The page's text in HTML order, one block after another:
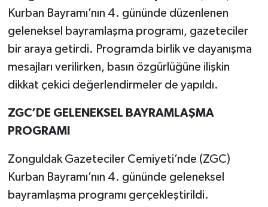
Kurban Bayramı’nın 4. gününde düzenlenen
geleneksel bayramlaşma programı, gazeteciler
bir araya getirdi. Programda birlik ve dayanışma
mesajları verilirken, basın özgürlüğüne ilişkin
dikkat çekici değerlendirmeler de yapıldı.
ZGC’DE GELENEKSEL BAYRAMLAŞMA
PROGRAMI
Zonguldak Gazeteciler Cemiyeti’nde (ZGC)
Kurban Bayramı’nın 4. gününde geleneksel
bayramlaşma programı gerçekleştirildi.
Gökçebey
GÜNDEM
İş ilanı
Kültür - Sanat
MAGAZİN
Politika